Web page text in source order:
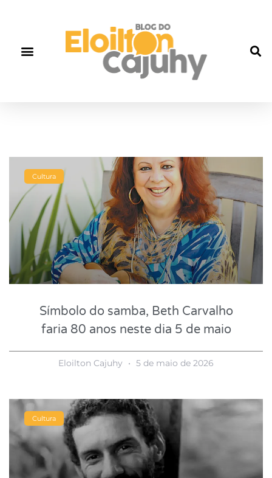
Cultura
Símbolo do samba, Beth Carvalho
faria 80 anos neste dia 5 de maio
Eloilton Cajuhy 5 de maio de 2026
Cultura